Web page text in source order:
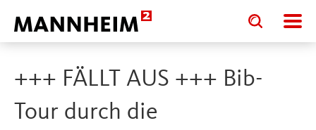
Toggle
search
input
Toggle
search
input
+++ FÄLLT AUS +++ Bib-
Tour durch die